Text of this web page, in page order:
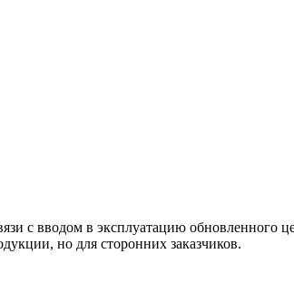
с вводом в эксплуатацию обновленного
но для сторонних заказчиков.